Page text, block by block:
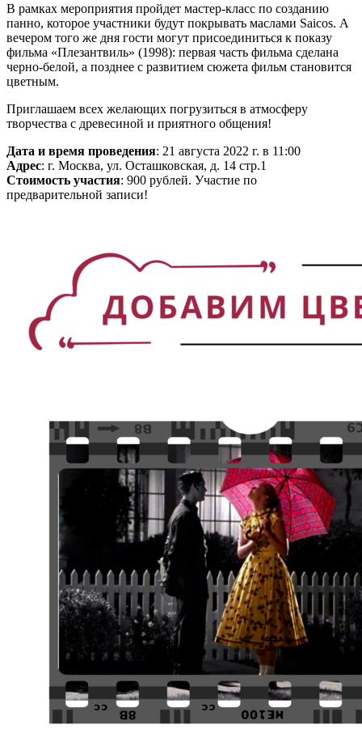
В рамках мероприятия пройдет мастер-класс по созданию
панно, которое участники будут покрывать маслами Saicos. А
вечером того же дня гости могут присоединиться к показу
фильма «Плезантвиль» (1998): первая часть фильма сделана
черно-белой, а позднее с развитием сюжета фильм становится
цветным.
Приглашаем всех желающих погрузиться в атмосферу
творчества с древесиной и приятного общения!
Дата и время проведения: 21 августа 2022 г. в 11:00
Адрес: г. Москва, ул. Осташковская, д. 14 стр.1
Стоимость участия: 900 рублей. Участие по
предварительной записи!